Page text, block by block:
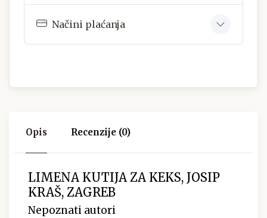
Načini plaćanja
Opis Recenzije (0)
LIMENA KUTIJA ZA KEKS, JOSIP
KRAŠ, ZAGREB
Nepoznati autori